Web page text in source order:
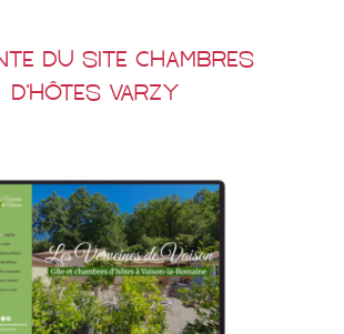
du site Chambres
d’hôtes Varzy